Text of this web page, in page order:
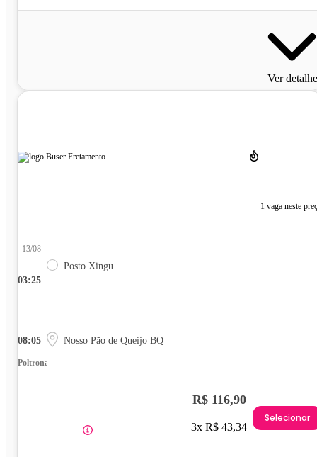
Ver
1 vaga neste
03:25
13/08
Posto Xingu
08:05 Nosso Pão de Queijo BQ
Poltrona
R$ 116,90
3x R$ 43,34
Selecionar